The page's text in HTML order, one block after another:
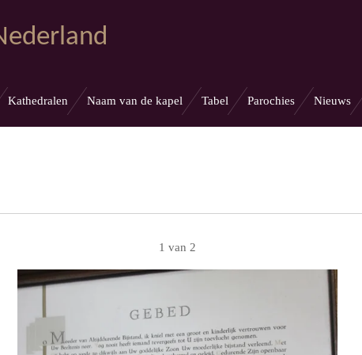
Kathedralen Naam van de kapel Tabel Parochies Nieuws
1 van 2